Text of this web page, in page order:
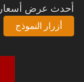
عرض أسعار.
أزرار النموذج